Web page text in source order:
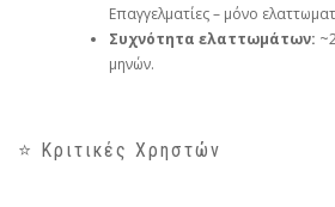
Επαγγελματίες – μόνο
Συχνότητα ελαττωμάτων:
μηνών.
⭐ Κριτικές Χρηστών